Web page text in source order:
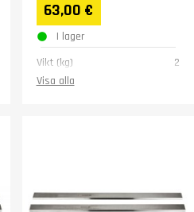
63,00 €
I lager
Vikt (kg)
2
Visa alla